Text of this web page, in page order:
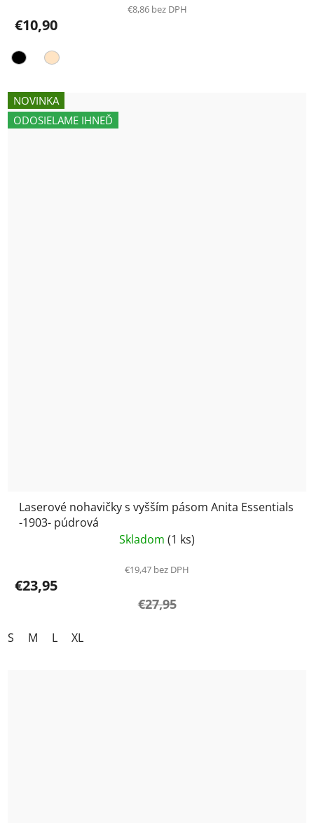
€8,86 bez DPH
€10,90
NOVINKA
ODOSIELAME IHNEĎ
Laserové nohavičky s vyšším pásom Anita Essentials
-1903- púdrová
Skladom (1 ks)
€19,47 bez DPH
€23,95
€27,95
S M L XL